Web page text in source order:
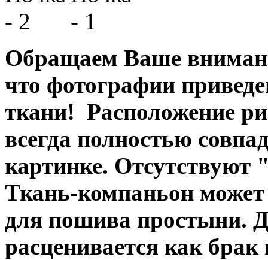
Обращаем Ваше
что фотографии
ткани! Расположение
всегда полностью
картинке.
Ткань-компаньон
для пошива простыни.
расценивается как